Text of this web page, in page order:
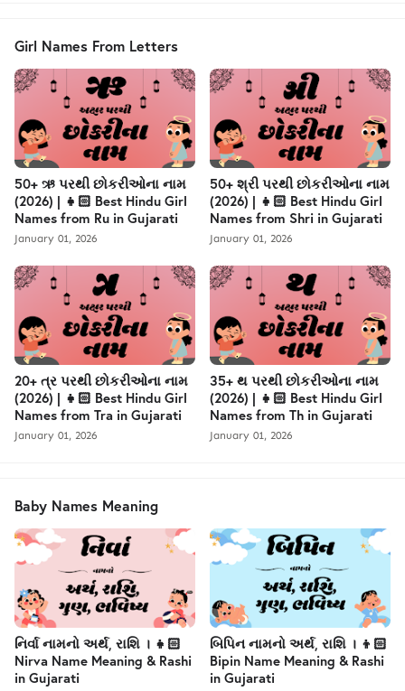
Girl Names From Letters
50+ ઋ પરથી છોકરીઓના નામ
(2026) | 👧🏻 Best Hindu Girl
Names from Ru in Gujarati
January 01, 2026
50+ શ્રી પરથી છોકરીઓના નામ
(2026) | 👧🏻 Best Hindu Girl
Names from Shri in Gujarati
January 01, 2026
20+ ત્ર પરથી છોકરીઓના નામ
(2026) | 👧🏻 Best Hindu Girl
Names from Tra in Gujarati
January 01, 2026
35+ થ પરથી છોકરીઓના નામ
(2026) | 👧🏻 Best Hindu Girl
Names from Th in Gujarati
January 01, 2026
Baby Names Meaning
નિર્વા નામનો અર્થ, રાશિ । 👧🏻
Nirva Name Meaning & Rashi
in Gujarati
બિપિન નામનો અર્થ, રાશિ । 👦🏻
Bipin Name Meaning & Rashi
in Gujarati